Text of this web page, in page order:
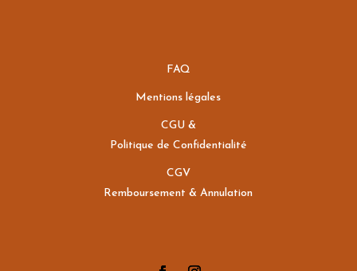
FAQ
Mentions légales
CGU &
Politique de Confidentialité
CGV
Remboursement & Annulation